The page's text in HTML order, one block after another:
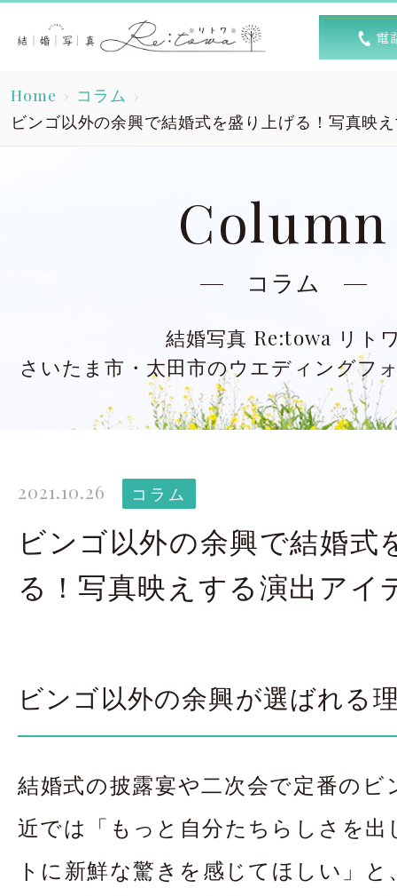
トップ
Top
洋装スタジオ
和装スタジオ
Kimono studio
太田店ギャラリー 大宮
ドレス＆着物
LINEで予約・相
来店のご予約
お問合せ・資料請
アクセス
Home
コラム
ビンゴ以外の余興で結婚式を盛り上げる！写真映
Column
コラム
結婚写真 Re:towa リト
さいたま市・太田市のウエディングフ
2021.10.26 コラム
ビンゴ以外の余興で結婚式
る！写真映えする演出アイ
ビンゴ以外の余興が選ばれる
結婚式の披露宴や二次会で定番のビ
近では「もっと自分たちらしさを出
トに新鮮な驚きを感じてほしい」